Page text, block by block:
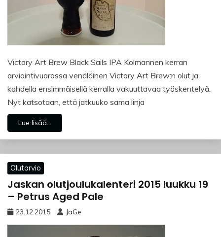
Victory Art Brew Black Sails IPA Kolmannen kerran
arviointivuorossa venäläinen Victory Art Brew:n olut ja
kahdella ensimmäisellä kerralla vakuuttavaa työskentelyä.
Nyt katsotaan, että jatkuuko sama linja
Lue lisää...
Olutarvio
Jaskan olutjoulukalenteri 2015 luukku 19
– Petrus Aged Pale
23.12.2015 JaGe